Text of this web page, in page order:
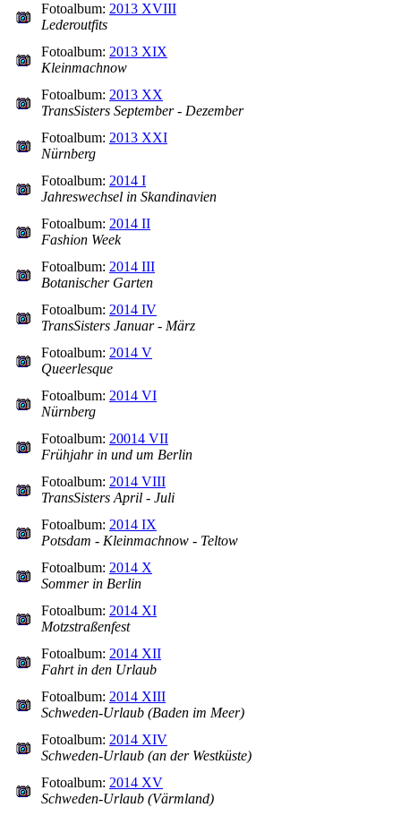
Fotoalbum: 2013 XVIII
Lederoutfits
Fotoalbum: 2013 XIX
Kleinmachnow
Fotoalbum: 2013 XX
TransSisters September - Dezember
Fotoalbum: 2013 XXI
Nürnberg
Fotoalbum: 2014 I
Jahreswechsel in Skandinavien
Fotoalbum: 2014 II
Fashion Week
Fotoalbum: 2014 III
Botanischer Garten
Fotoalbum: 2014 IV
TransSisters Januar - März
Fotoalbum: 2014 V
Queerlesque
Fotoalbum: 2014 VI
Nürnberg
Fotoalbum: 20014 VII
Frühjahr in und um Berlin
Fotoalbum: 2014 VIII
TransSisters April - Juli
Fotoalbum: 2014 IX
Potsdam - Kleinmachnow - Teltow
Fotoalbum: 2014 X
Sommer in Berlin
Fotoalbum: 2014 XI
Motzstraßenfest
Fotoalbum: 2014 XII
Fahrt in den Urlaub
Fotoalbum: 2014 XIII
Schweden-Urlaub (Baden im Meer)
Fotoalbum: 2014 XIV
Schweden-Urlaub (an der Westküste)
Fotoalbum: 2014 XV
Schweden-Urlaub (Värmland)